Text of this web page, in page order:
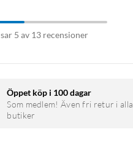
5 av 13 recensioner
Öppet köp i 100 dagar
Som medlem! Även fri retur i alla
butiker